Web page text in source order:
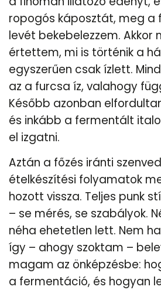
ropogós káposztát, meg a
levét bekebelezzem. Akkor
értettem, mi is történik a
egyszerűen csak ízlett.
az a furcsa íz, valahogy
Később azonban
és inkább a fermentált
el izgatni.
Aztán a főzés iránti
ételkészítési folyamatok
hozott vissza. Teljes punk
– se mérés, se szabályok.
néha ehetetlen lett. Nem
így – ahogy szoktam –
magam az önképzésbe:
a fermentáció, és hogyan